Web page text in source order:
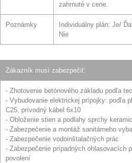
zahrnuté v cene.
Poznámky
Individuálny plán: Je/
Nie
Zákazník musí zabezpečiť:
- Zhotovenie betónového základu podľa
- Vybudovanie elektrickej prípojky: podľa
C25, prívodný kábel 6x10
- Obloženie stien a podlahy sprchy
- Zabezpečenie a montáž sanitárneho
- Zabezpečenie vodoinštalačných prác
- Zabezpečenie prípadných ohlasovacích
povolení